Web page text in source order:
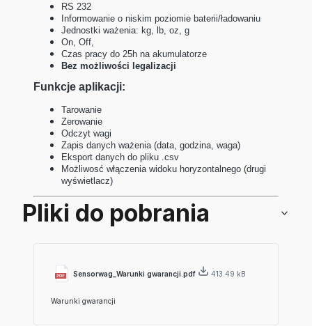
RS 232
Informowanie o niskim poziomie baterii/ładowaniu
Jednostki ważenia: kg, lb, oz, g
On, Off,
Czas pracy do 25h na akumulatorze
Bez możliwości legalizacji
Funkcje aplikacji:
Tarowanie
Zerowanie
Odczyt wagi
Zapis danych ważenia (data, godzina, waga)
Eksport danych do pliku .csv
Możliwosć włączenia widoku horyzontalnego (drugi
wyświetlacz)
Pliki do pobrania
Sensorwag_Warunki gwarancji.pdf 413.49 kB
Warunki gwarancji